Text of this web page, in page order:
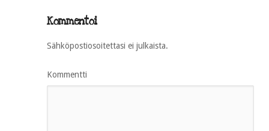
Kommentoi
Sähköpostiosoitettasi ei julkaista.
Kommentti